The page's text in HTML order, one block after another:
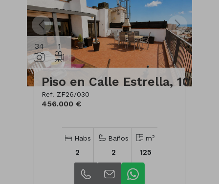
34 1
Piso en Calle Estrella, 10
Ref. ZF26/030
456.000 €
Habs
2
Baños
2
m2
125